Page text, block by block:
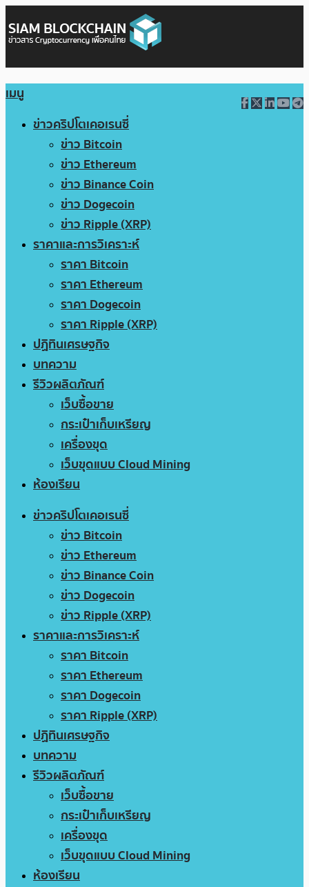
เมนู
ข่าวคริปโตเคอเรนซี่
ข่าว Bitcoin
ข่าว Ethereum
ข่าว Binance Coin
ข่าว Dogecoin
ข่าว Ripple (XRP)
ราคาและการวิเคราะห์
ราคา Bitcoin
ราคา Ethereum
ราคา Dogecoin
ราคา Ripple (XRP)
ปฏิทินเศรษฐกิจ
บทความ
รีวิวผลิตภัณฑ์
เว็บซื้อขาย
กระเป๋าเก็บเหรียญ
เครื่องขุด
เว็บขุดแบบ Cloud Mining
ห้องเรียน
ข่าวคริปโตเคอเรนซี่
ข่าว Bitcoin
ข่าว Ethereum
ข่าว Binance Coin
ข่าว Dogecoin
ข่าว Ripple (XRP)
ราคาและการวิเคราะห์
ราคา Bitcoin
ราคา Ethereum
ราคา Dogecoin
ราคา Ripple (XRP)
ปฏิทินเศรษฐกิจ
บทความ
รีวิวผลิตภัณฑ์
เว็บซื้อขาย
กระเป๋าเก็บเหรียญ
เครื่องขุด
เว็บขุดแบบ Cloud Mining
ห้องเรียน